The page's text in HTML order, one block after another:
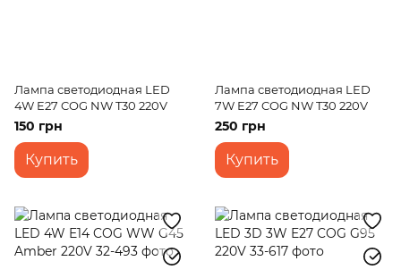
Лампа светодиодная LED
4W E27 COG NW T30 220V
150 грн
Купить
Лампа светодиодная LED
7W E27 COG NW T30 220V
250 грн
Купить